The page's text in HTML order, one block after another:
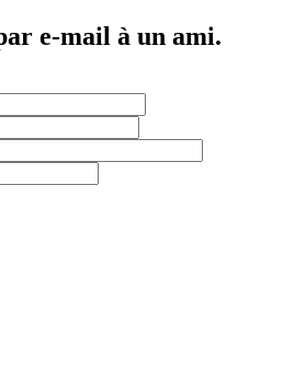
e-mail à un ami.